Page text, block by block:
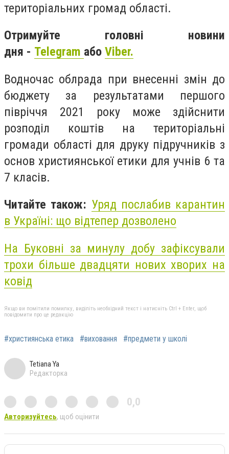
територіальних громад області.
Отримуйте головні новини
дня - Telegram або Viber.
Водночас облрада при внесенні змін до
бюджету за результатами першого
півріччя 2021 року може здійснити
розподіл коштів на територіальні
громади області для друку підручників з
основ християнської етики для учнів 6 та
7 класів.
Читайте також: Уряд послабив карантин
в Україні: що відтепер дозволено
На Буковні за минулу добу зафіксували
трохи більше двадцяти нових хворих на
ковід
Якщо ви помітили помилку, виділіть необхідний текст і натисніть Ctrl + Enter, щоб
повідомити про це редакцію
#християнська етика #виховання #предмети у школі
Tetiana Ya
Редакторка
0,0
Авторизуйтесь, щоб оцінити